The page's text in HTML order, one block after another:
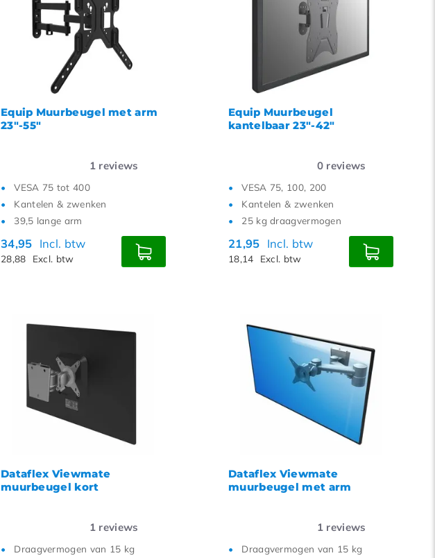
Equip Muurbeugel met arm
23"-55"
1 reviews
VESA 75 tot 400
Kantelen & zwenken
39,5 lange arm
34,95 Incl. btw
28,88 Excl. btw
Equip Muurbeugel
kantelbaar 23"-42"
0 reviews
VESA 75, 100, 200
Kantelen & zwenken
25 kg draagvermogen
21,95 Incl. btw
18,14 Excl. btw
Dataflex Viewmate
muurbeugel kort
1 reviews
Draagvermogen van 15 kg
Dataflex Viewmate
muurbeugel met arm
1 reviews
Draagvermogen van 15 kg